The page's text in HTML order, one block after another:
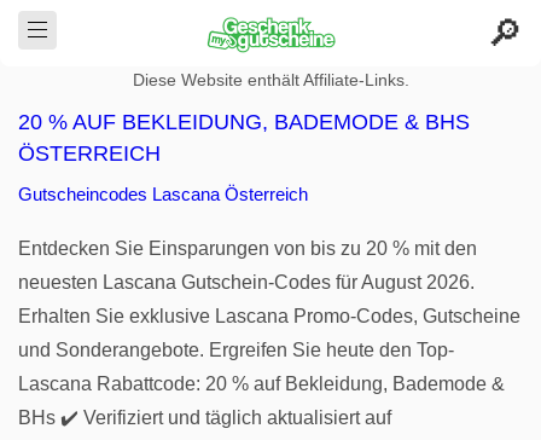
Diese Website enthält Affiliate-Links.
20 % AUF BEKLEIDUNG, BADEMODE & BHS
ÖSTERREICH
Gutscheincodes Lascana Österreich
Entdecken Sie Einsparungen von bis zu 20 % mit den
neuesten Lascana Gutschein-Codes für August 2026.
Erhalten Sie exklusive Lascana Promo-Codes, Gutscheine
und Sonderangebote. Ergreifen Sie heute den Top-
Lascana Rabattcode: 20 % auf Bekleidung, Bademode &
BHs ✔️ Verifiziert und täglich aktualisiert auf